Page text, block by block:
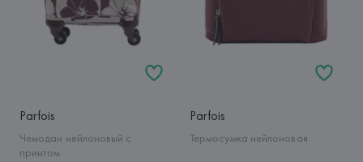
Parfois
Чемодан нейлоновый с
принтом
Parfois
Термосумка нейлоновая